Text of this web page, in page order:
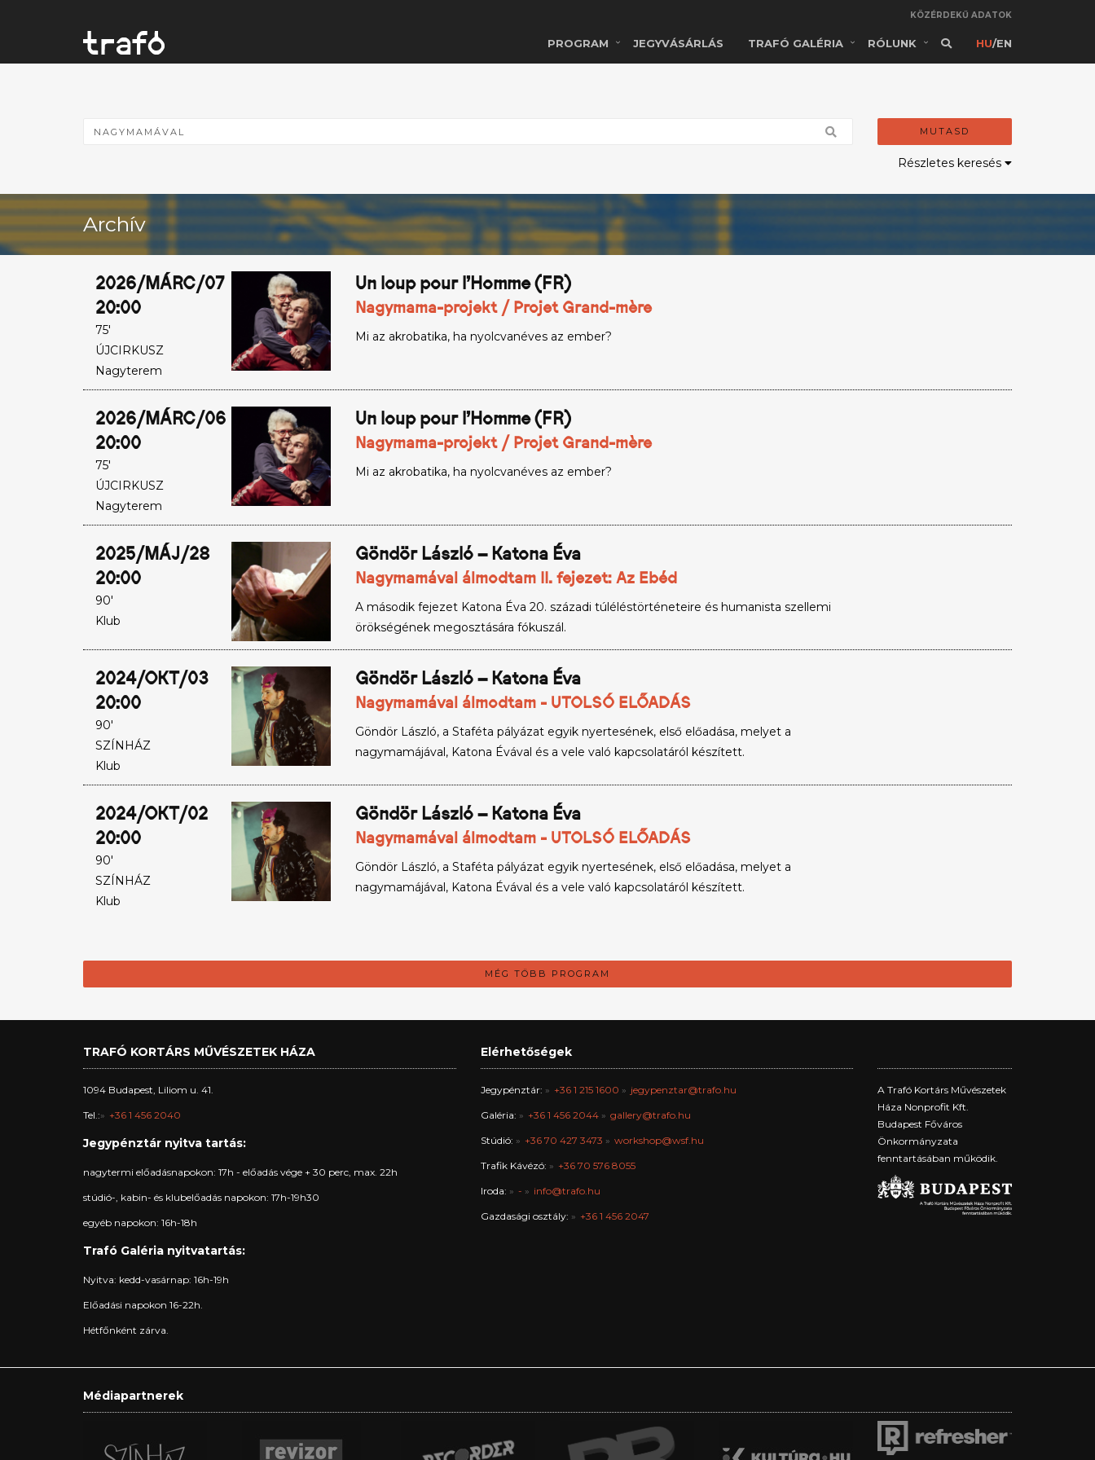
KÖZÉRDEKŰ ADATOK
PROGRAM JEGYVÁSÁRLÁS TRAFÓ GALÉRIA RÓLUNK HU/EN
MUTASD
Részletes keresés
Archív
2026/MÁRC/07
20:00
75'
ÚJCIRKUSZ
Nagyterem
Un loup pour l’Homme (FR)
Nagymama-projekt / Projet Grand-mère
Mi az akrobatika, ha nyolcvanéves az ember?
2026/MÁRC/06
20:00
75'
ÚJCIRKUSZ
Nagyterem
Un loup pour l’Homme (FR)
Nagymama-projekt / Projet Grand-mère
Mi az akrobatika, ha nyolcvanéves az ember?
2025/MÁJ/28
20:00
90'
Klub
Göndör László – Katona Éva
Nagymamával álmodtam II. fejezet: Az Ebéd
A második fejezet Katona Éva 20. századi túléléstörténeteire és humanista szellemi
örökségének megosztására fókuszál.
2024/OKT/03
20:00
90'
SZÍNHÁZ
Klub
Göndör László – Katona Éva
Nagymamával álmodtam - UTOLSÓ ELŐADÁS
Göndör László, a Staféta pályázat egyik nyertesének, első előadása, melyet a
nagymamájával, Katona Évával és a vele való kapcsolatáról készített.
2024/OKT/02
20:00
90'
SZÍNHÁZ
Klub
Göndör László – Katona Éva
Nagymamával álmodtam - UTOLSÓ ELŐADÁS
Göndör László, a Staféta pályázat egyik nyertesének, első előadása, melyet a
nagymamájával, Katona Évával és a vele való kapcsolatáról készített.
MÉG TÖBB PROGRAM
TRAFÓ KORTÁRS MŰVÉSZETEK HÁZA
1094 Budapest, Liliom u. 41.
Tel.: +36 1 456 2040
Jegypénztár nyitva tartás:
nagytermi előadásnapokon: 17h - előadás vége + 30 perc, max. 22h
stúdió-, kabin- és klubelőadás napokon: 17h-19h30
egyéb napokon: 16h-18h
Trafó Galéria nyitvatartás:
Nyitva: kedd-vasárnap: 16h-19h
Előadási napokon 16-22h.
Hétfőnként zárva.
Elérhetőségek
Jegypénztár: +36 1 215 1600 jegypenztar@trafo.hu
Galéria: +36 1 456 2044 gallery@trafo.hu
Stúdió: +36 70 427 3473 workshop@wsf.hu
Trafik Kávézó: +36 70 576 8055
Iroda: - info@trafo.hu
Gazdasági osztály: +36 1 456 2047
A Trafó Kortárs Művészetek
Háza Nonprofit Kft.
Budapest Főváros
Önkormányzata
fenntartásában működik.
Médiapartnerek